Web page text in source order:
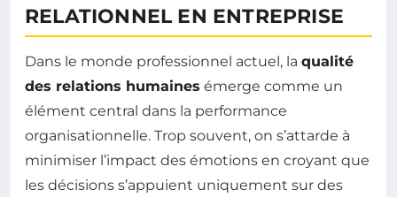
RELATIONNEL EN ENTREPRISE
Dans le monde professionnel actuel, la qualité
des relations humaines émerge comme un
élément central dans la performance
organisationnelle. Trop souvent, on s’attarde à
minimiser l’impact des émotions en croyant que
les décisions s’appuient uniquement sur des